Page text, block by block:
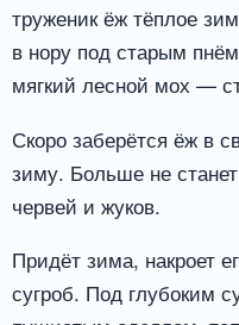
труженик ёж тёплое
в нору под старым
мягкий лесной мох —
Скоро заберётся ёж в
зиму. Больше не
червей и жуков.
Придёт зима, накроет
сугроб. Под глубоким